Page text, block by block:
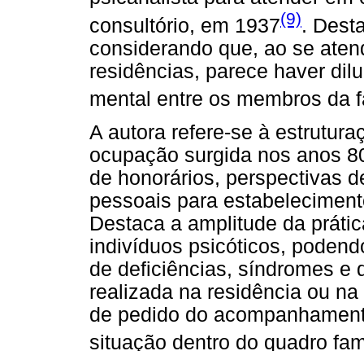
consultório, em 1937(9).
considerando que, ao se
residências, parece haver
mental entre os membros da
A autora refere-se à
ocupação surgida nos anos
de honorários, perspectivas
pessoais para
Destaca a amplitude da
indivíduos psicóticos,
de deficiências, síndromes e
realizada na residência ou
de pedido do
situação dentro do quadro